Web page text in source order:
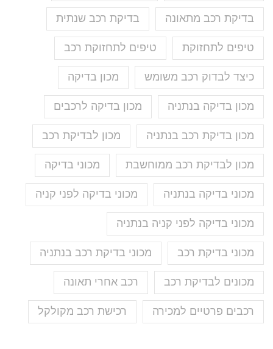
בדיקת רכב מתאונה בדיקת רכב שנתית
טיפים לתחזוקת טיפים לתחזוקת רכב
כיצד לבדוק רכב משומש מכון בדיקה
מכון בדיקה בנתניה מכון בדיקה לרכבים
מכון בדיקת רכב בנתניה מכון לבדיקת רכב
מכון לבדיקת רכב ממוחשבת מכוני בדיקה
מכוני בדיקה בנתניה מכוני בדיקה לפני קניה
מכוני בדיקה לפני קניה בנתניה
מכוני בדיקת רכב מכוני בדיקת רכב בנתניה
מכונים לבדיקת רכב רכב אחרי תאונה
רכבים פרטיים למכירה רכישת רכב מקולקל